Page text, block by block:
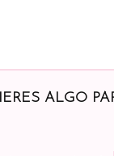
ALGO